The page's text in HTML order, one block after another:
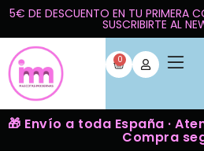
5€ DE DESCUENTO EN TU PRIMERA
SUSCRIBIRTE AL
0
🎁 Envío a toda España ·
Compra